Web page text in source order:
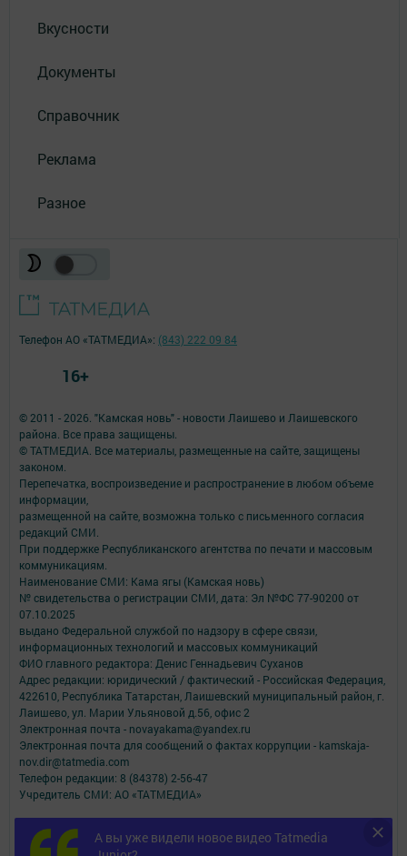
Вкусности
Документы
Справочник
Реклама
Разное
А вы уже видели новое видео Tatmedia
© 2011 - 2026. "Камская новь" - новости Лаишево и Лаишевского
района. Все права защищены.
© ТАТМЕДИА. Все материалы, размещенные на сайте, защищены
законом.
Перепечатка, воспроизведение и распространение в любом объеме
информации,
размещенной на сайте, возможна только с письменного согласия
редакций СМИ.
При поддержке Республиканского агентства по печати и массовым
коммуникациям.
Наименование СМИ: Кама ягы (Камская новь)
№ свидетельства о регистрации СМИ, дата: Эл №ФC 77-90200 от
07.10.2025
выдано Федеральной службой по надзору в сфере связи,
информационных технологий и массовых коммуникаций
ФИО главного редактора: Денис Геннадьевич Суханов
Адрес редакции: юридический / фактический - Российская Федерация,
422610, Республика Татарстан, Лаишевский муниципальный район, г.
Лаишево, ул. Марии Ульяновой д.56, офис 2
Электронная почта - novayakama@yandex.ru
Электронная почта для сообщений о фактах коррупции - kamskaja-
nov.dir@tatmedia.com
Телефон редакции: 8 (84378) 2-56-47
Учредитель СМИ: АО «ТАТМЕДИА»
Антикоррупционная политика
АО «ТАТМЕДИА» использует «cookie»для персонализации сервисов и
Телефон АО «ТАТМЕДИА»: (843) 222 09 84
16+